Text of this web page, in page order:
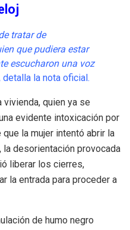
tratar de
que pudiera estar
escucharon una voz
detalla la nota oficial .
vivienda, quien ya se
evidente intoxicación por
que la mujer intentó abrir la
desorientación provocada
liberar los cierres,
la entrada para proceder a
de humo negro